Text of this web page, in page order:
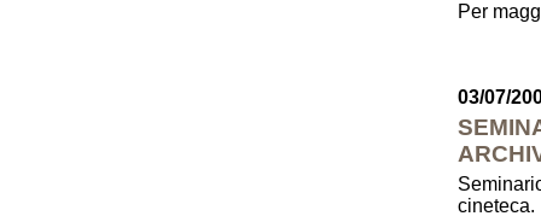
Per
03/07/
cineteca.